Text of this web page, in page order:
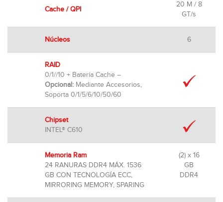
Cache / QPI
20 M / 8
GT/s
Núcleos 6
RAID
0/1//10 + Batería Cache –
Opcional: Mediante Accesorios,
Soporta 0/1/5/6/10/50/60
Chipset
INTEL® C610
Memoria Ram
24 RANURAS DDR4 MÁX. 1536
GB CON TECNOLOGÍA ECC,
MIRRORING MEMORY, SPARING
(2) x 16
GB
DDR4